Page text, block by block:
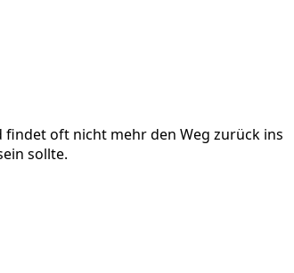
findet oft nicht mehr den Weg zurück ins
sollte.